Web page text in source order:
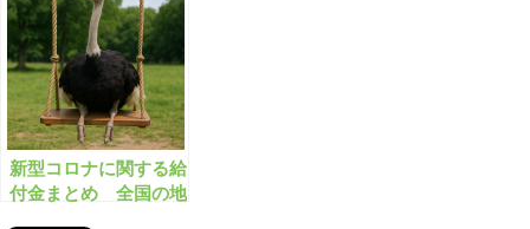
新型コロナに関する給
付金まとめ 全国の地